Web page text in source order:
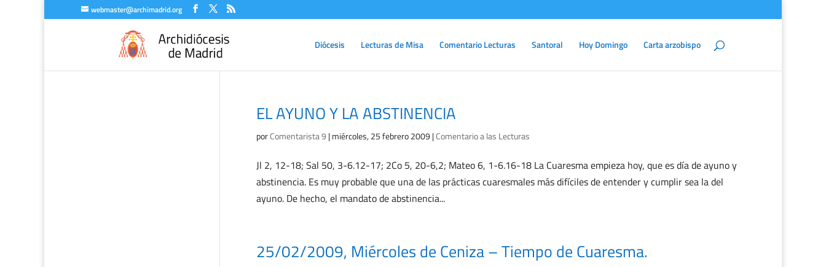
webmaster@archimadrid.org
Diócesis Lecturas de Misa Comentario Lecturas Santoral Hoy Domingo Carta arzobispo
EL AYUNO Y LA ABSTINENCIA
porComentarista 9 |miércoles, 25 febrero 2009|Comentario a las Lecturas
Jl 2, 12-18; Sal 50, 3-6.12-17; 2Co 5, 20-6,2; Mateo 6, 1-6.16-18 La Cuaresma empieza hoy, que es día de ayuno y
abstinencia. Es muy probable que una de las prácticas cuaresmales más difíciles de entender y cumplir sea la del
ayuno. De hecho, el mandato de abstinencia...
25/02/2009, Miércoles de Ceniza – Tiempo de Cuaresma.